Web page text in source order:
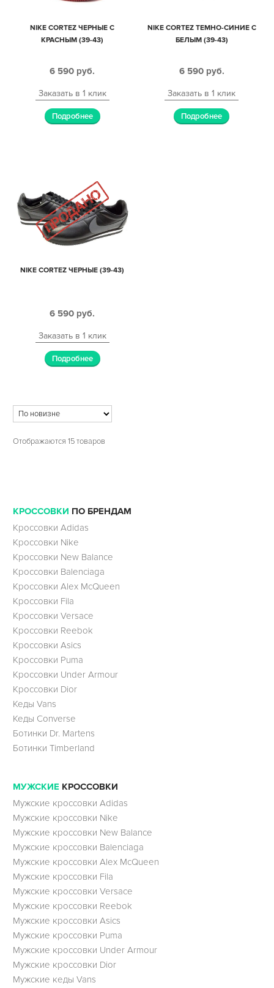
NIKE CORTEZ ЧЕРНЫЕ С
КРАСНЫМ (39-43)
6 590 руб.
Заказать в 1 клик
Подробнее
NIKE CORTEZ ТЕМНО-СИНИЕ С
БЕЛЫМ (39-43)
6 590 руб.
Заказать в 1 клик
Подробнее
NIKE CORTEZ ЧЕРНЫЕ (39-43)
6 590 руб.
Заказать в 1 клик
Подробнее
Отображаются 15 товаров
КРОССОВКИ ПО БРЕНДАМ
Кроссовки Adidas
Кроссовки Nike
Кроссовки New Balance
Кроссовки Balenciaga
Кроссовки Alex McQueen
Кроссовки Fila
Кроссовки Versace
Кроссовки Reebok
Кроссовки Asics
Кроссовки Puma
Кроссовки Under Armour
Кроссовки Dior
Кеды Vans
Кеды Converse
Ботинки Dr. Martens
Ботинки Timberland
МУЖСКИЕ КРОССОВКИ
Мужские кроссовки Adidas
Мужские кроссовки Nike
Мужские кроссовки New Balance
Мужские кроссовки Balenciaga
Мужские кроссовки Alex McQueen
Мужские кроссовки Fila
Мужские кроссовки Versace
Мужские кроссовки Reebok
Мужские кроссовки Asics
Мужские кроссовки Puma
Мужские кроссовки Under Armour
Мужские кроссовки Dior
Мужские кеды Vans